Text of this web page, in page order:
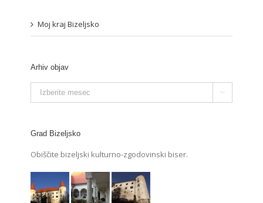
Moj kraj Bizeljsko
Arhiv objav
Arhiv

Grad Bizeljsko
Obiščite bizeljski kulturno-zgodovinski biser.